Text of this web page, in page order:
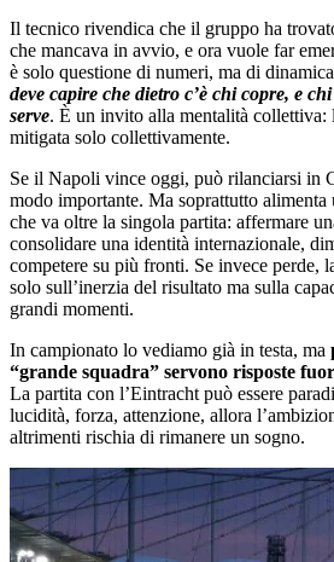
Il tecnico rivendica che il gruppo ha
che mancava in avvio, e ora vuole far
è solo questione di numeri, ma di
deve capire che dietro c’è chi copre, e
serve. È un invito alla mentalità collettiva:
mitigata solo collettivamente.
Se il Napoli vince oggi, può rilanciarsi in
modo importante. Ma soprattutto alimenta
che va oltre la singola partita: affermare
consolidare una identità internazionale,
competere su più fronti. Se invece perde,
solo sull’inerzia del risultato ma sulla
grandi momenti.
In campionato lo vediamo già in testa, ma
“grande squadra” servono risposte
La partita con l’Eintracht può essere
lucidità, forza, attenzione, allora
altrimenti rischia di rimanere un sogno.